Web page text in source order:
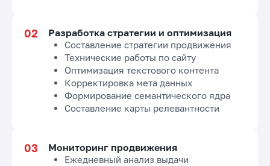
Разработка стратегии и оптимизация
Составление стратегии продвижения
Технические работы по сайту
Оптимизация текстового контента
Корректировка мета данных
Формирование семантического ядра
Составление карты релевантности
Мониторинг продвижения
Ежедневный анализ выдачи